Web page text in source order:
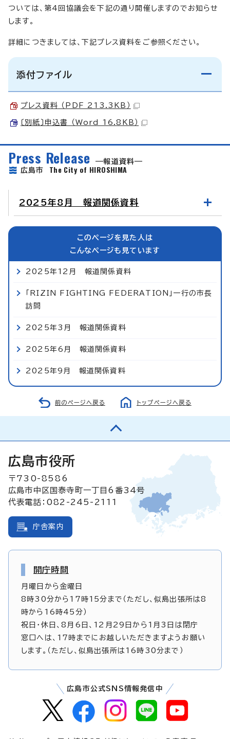
ついては、第4回協議会を下記の通り開催しますのでお知らせ
します。
詳細につきましては、下記プレス資料をご参照ください。
添付ファイル
プレス資料 （PDF 213.3KB）
〔別紙〕申込書 （Word 16.8KB）
Press Release
報道資料
広島市 The City of HIROSHIMA
2025年8月 報道関係資料
このページを見た人は
こんなページも見ています
2025年12月 報道関係資料
「RIZIN FIGHTING FEDERATION」一行の市長
訪問
2025年3月 報道関係資料
2025年6月 報道関係資料
2025年9月 報道関係資料
前のページへ戻る トップページへ戻る
広島市役所
〒730-8586
広島市中区国泰寺町一丁目6番34号
代表電話：082-245-2111
庁舎案内
開庁時間
月曜日から金曜日
8時30分から17時15分まで（ただし、似島出張所は8
時から16時45分）
祝日・休日、8月6日、12月29日から1月3日は閉庁
窓口へは、17時までにお越しいただきますようお願い
します。（ただし、似島出張所は16時30分まで）
広島市公式SNS情報発信中